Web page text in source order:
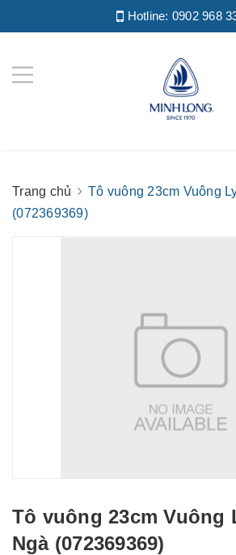
Hotline: 0902 968
Trang chủ
Tô vuông 23cm Vuông
(072369369)
Tô vuông 23cm Vuông
Ngà (072369369)